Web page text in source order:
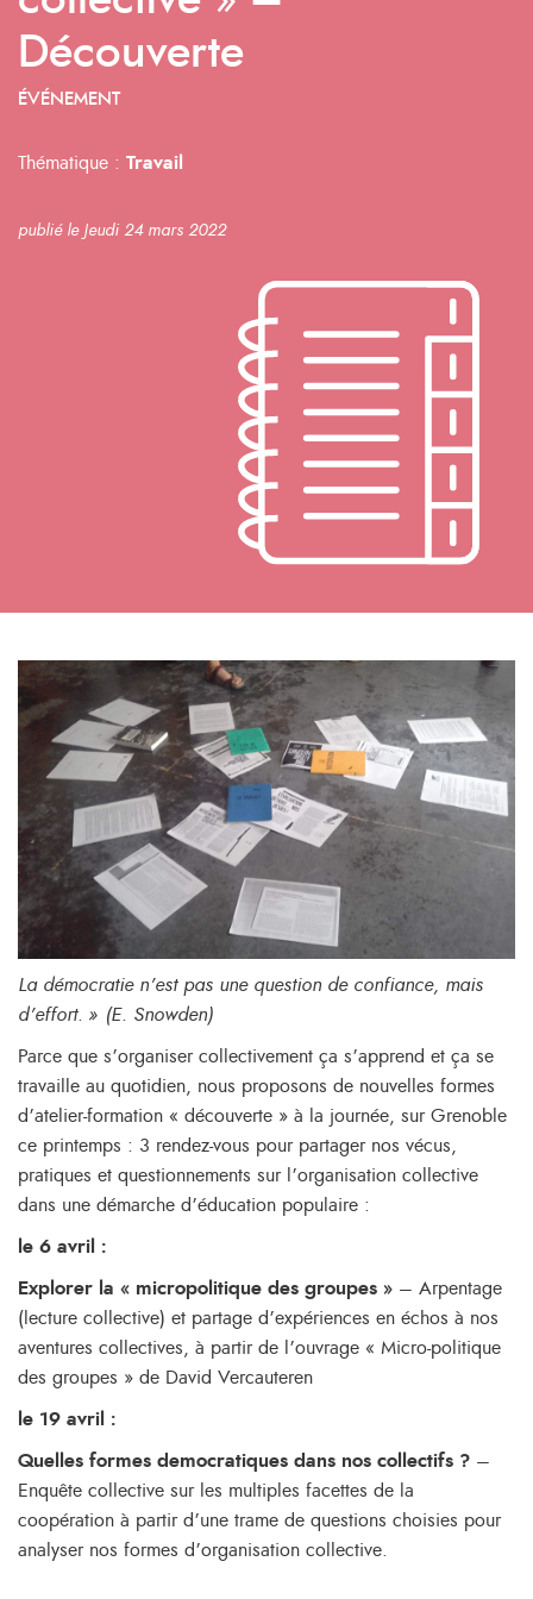
Découverte
ÉVÉNEMENT
Thématique : Travail
publié le Jeudi 24 mars 2022
La démocratie n’est pas une question de confiance, mais
d’effort. » (E. Snowden)
Parce que s’organiser collectivement ça s’apprend et ça se
travaille au quotidien, nous proposons de nouvelles formes
d’atelier-formation « découverte » à la journée, sur Grenoble
ce printemps : 3 rendez-vous pour partager nos vécus,
pratiques et questionnements sur l’organisation collective
dans une démarche d’éducation populaire :
le 6 avril :
Explorer la « micropolitique des groupes » – Arpentage
(lecture collective) et partage d’expériences en échos à nos
aventures collectives, à partir de l’ouvrage « Micro-politique
des groupes » de David Vercauteren
le 19 avril :
Que lles formes democratiques dans nos collectifs ? –
Enquête collective sur les multiples facettes de la
coopération à partir d’une trame de questions choisies pour
analyser nos formes d’organisation collective.